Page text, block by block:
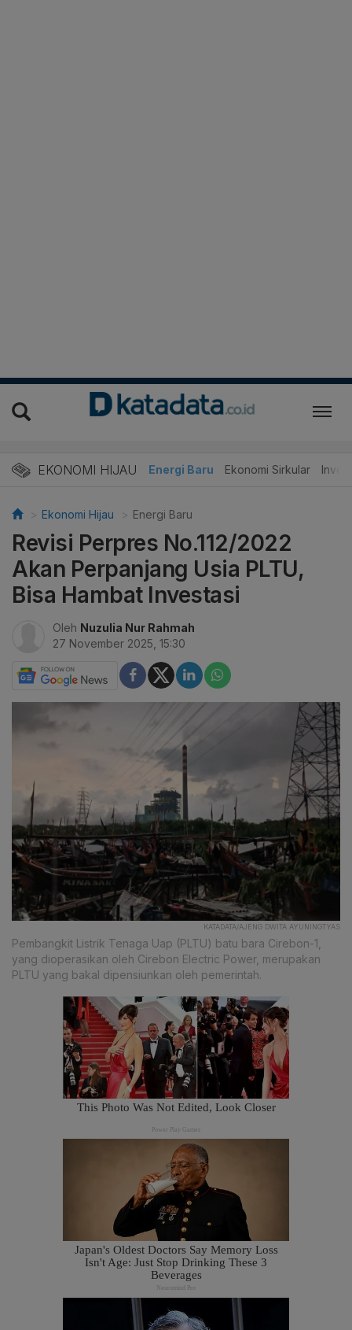
EKONOMI HIJAU Energi Baru Ekonomi Sirkular
Ekonomi Hijau Energi Baru
Revisi Perpres No.112/2022
Akan Perpanjang Usia PLTU,
Bisa Hambat Investasi
Oleh Nuzulia Nur Rahmah
27 November 2025, 15:30
KATADATA/AJENG DWITA AYUNINGTYAS
Pembangkit Listrik Tenaga Uap (PLTU) batu bara Cirebon-1,
yang dioperasikan oleh Cirebon Electric Power, merupakan
PLTU yang bakal dipensiunkan oleh pemerintah.